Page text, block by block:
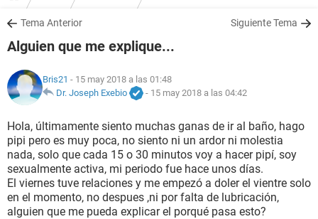
SALUD
FAMILIA
NUTRICIÓN
BIENESTAR
SEXUALIDAD
GLOSARIO
Tema Anterior Siguiente Tema
Alguien que me explique...
Bris21 - 15 may 2018 a las 01:48
Dr. Joseph Exebio
- 15 may 2018 a las 04:42
Hola, últimamente siento muchas ganas de ir al baño, hago
pipi pero es muy poca, no siento ni un ardor ni molestia
nada, solo que cada 15 o 30 minutos voy a hacer pipí, soy
sexualmente activa, mi periodo fue hace unos días.
El viernes tuve relaciones y me empezó a doler el vientre solo
en el momento, no despues ,ni por falta de lubricación,
alguien que me pueda explicar el porqué pasa esto?